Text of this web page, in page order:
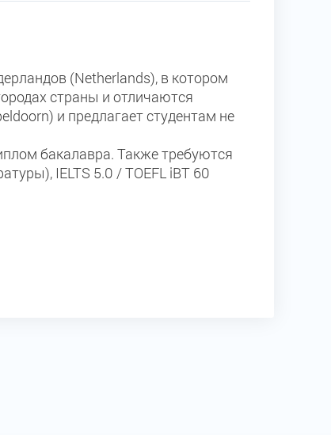
(Netherlands), в котором
страны и отличаются
и предлагает студентам не
бакалавра. Также требуются
IELTS 5.0 / TOEFL iBT 60